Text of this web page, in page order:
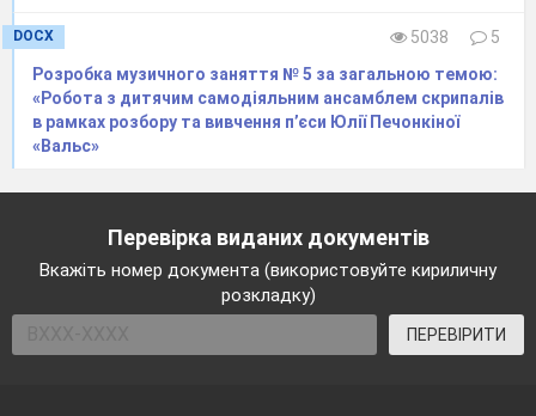
DOCX 5038
5
Розробка музичного заняття № 5 за загальною темою:
«Робота з дитячим самодіяльним ансамблем скрипалів
в рамках розбору та вивчення п’єси Юлії Печонкіної
«Вальс»
Перевірка виданих документів
Вкажіть номер документа (використовуйте кириличну
розкладку)
ПЕРЕВІРИТИ